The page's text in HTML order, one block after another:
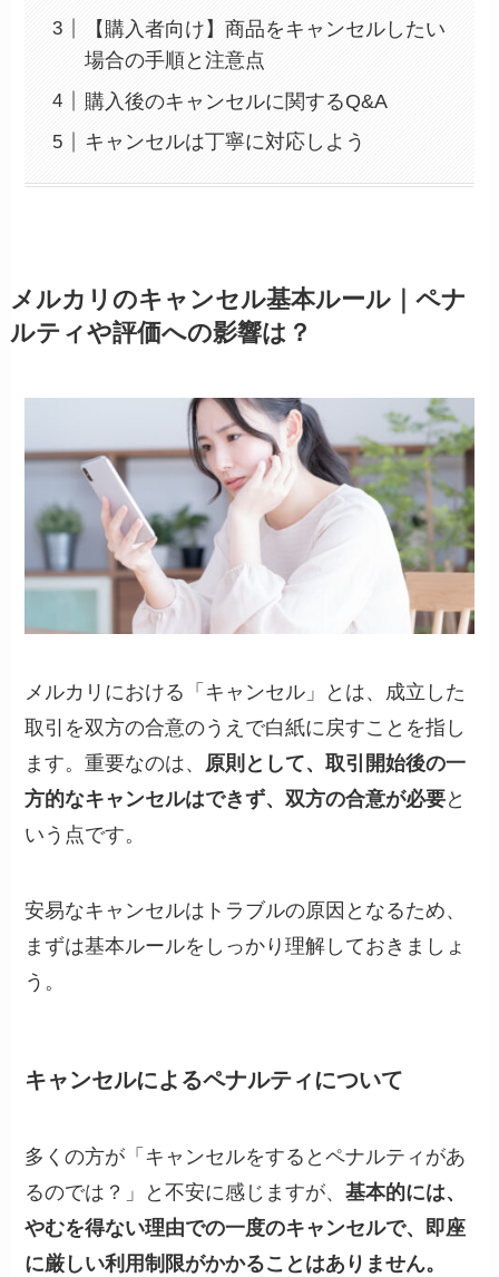
【購入者向け】商品をキャンセルしたい
場合の手順と注意点
購入後のキャンセルに関するQ&A
キャンセルは丁寧に対応しよう
メルカリのキャンセル基本ルール｜ペナ
ルティや評価への影響は？
メルカリにおける「キャンセル」とは、成立した
取引を双方の合意のうえで白紙に戻すことを指し
ます。重要なのは、 原則として、取引開始後の一
方的なキャンセルはできず、双方の合意が必要と
いう点です。
安易なキャンセルはトラブルの原因となるため、
まずは基本ルールをしっかり理解しておきましょ
う。
キャンセルによるペナルティについて
多くの方が「キャンセルをするとペナルティがあ
るのでは？」と不安に感じますが、基本的には、
やむを得ない理由での一度のキャンセルで、即座
に厳しい利用制限がかかることはありません。